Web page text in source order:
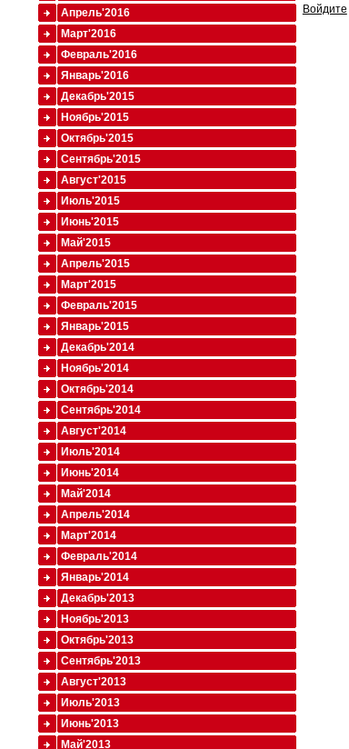
Войдите
Апрель'2016
Март'2016
Февраль'2016
Январь'2016
Декабрь'2015
Ноябрь'2015
Октябрь'2015
Сентябрь'2015
Август'2015
Июль'2015
Июнь'2015
Май'2015
Апрель'2015
Март'2015
Февраль'2015
Январь'2015
Декабрь'2014
Ноябрь'2014
Октябрь'2014
Сентябрь'2014
Август'2014
Июль'2014
Июнь'2014
Май'2014
Апрель'2014
Март'2014
Февраль'2014
Январь'2014
Декабрь'2013
Ноябрь'2013
Октябрь'2013
Сентябрь'2013
Август'2013
Июль'2013
Июнь'2013
Май'2013